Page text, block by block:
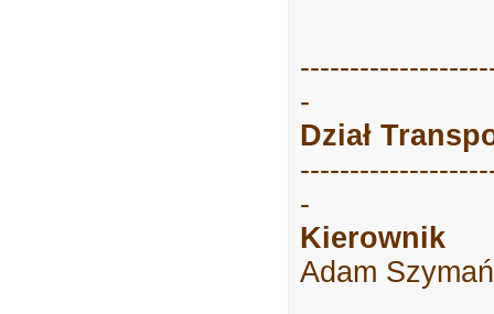
-
Dział
-
Kierownik
Adam